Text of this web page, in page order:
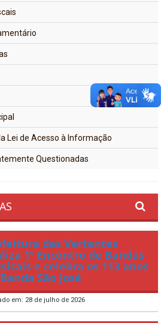
Lei de Acesso à Informação
Questionadas
das Vertentes
1º Encontro de Bandas
e celebra os 113 anos
São José
em: 28 de julho de 2026